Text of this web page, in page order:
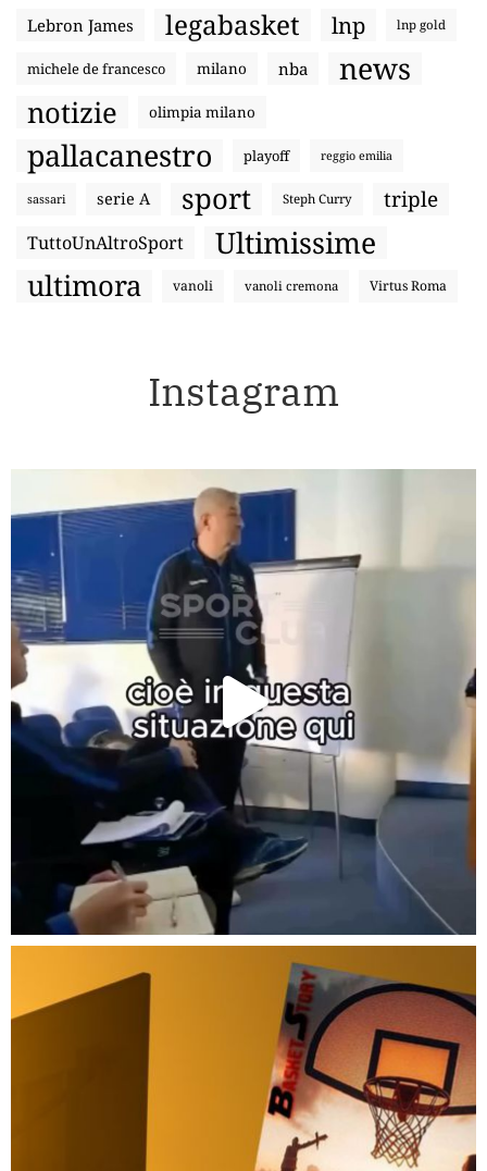
Lebron James legabasket lnp lnp gold
michele de francesco milano nba news
notizie olimpia milano
pallacanestro playoff reggio emilia
sassari serie A sport Steph Curry triple
TuttoUnAltroSport Ultimissime
ultimora vanoli vanoli cremona Virtus Roma
Instagram